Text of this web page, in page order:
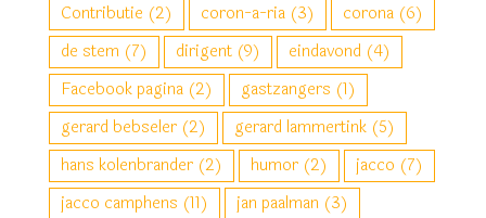
Contributie (2) coron-a-ria (3) corona (6)
de stem (7) dirigent (9) eindavond (4)
Facebook pagina (2) gastzangers (1)
gerard bebseler (2) gerard lammertink (5)
hans kolenbrander (2) humor (2) jacco (7)
jacco camphens (11) jan paalman (3)